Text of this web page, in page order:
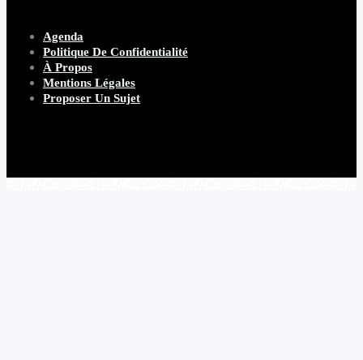
Agenda
Politique De Confidentialité
À Propos
Mentions Légales
Proposer Un Sujet